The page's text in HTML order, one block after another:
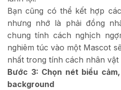
Bạn cũng có thể kết hợp
nhưng nhớ là phải đồng
chung tính cách nghịch
nghiêm túc vào một Mascot
nhất trong tính cách nhân vật
Bước 3: Chọn nét biểu
background